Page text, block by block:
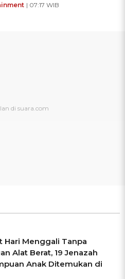
| 07:17 WIB
Hari Menggali Tanpa
Alat Berat, 19 Jenazah
Anak Ditemukan di